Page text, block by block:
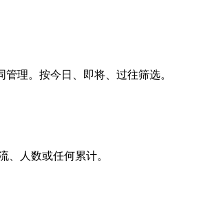
理。按今日、即将、过往筛选。
、人数或任何累计。